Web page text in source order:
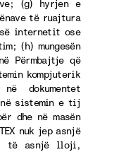
(g) hyrjen e
të ruajtura
së internetit ose
(h) mungesën
Përmbajtje që
kompjuterik
dokumentet
sistemin e tij
dhe në masën
nuk jep asnjë
të asnjë lloji,